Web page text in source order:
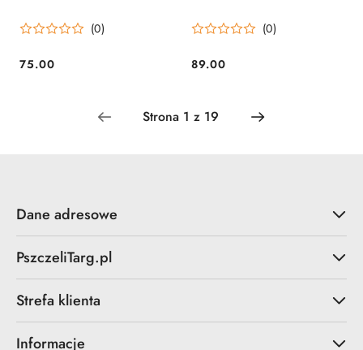
(0)
Cena:
75.00
(0)
Cena:
89.00
Dane adresowe
PszczeliTarg.pl
Strefa klienta
Informacje